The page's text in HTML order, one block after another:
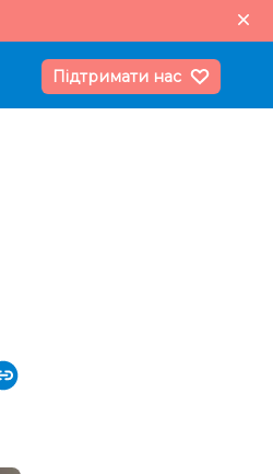
Підтримати нас